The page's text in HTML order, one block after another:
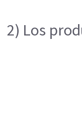
2) Los